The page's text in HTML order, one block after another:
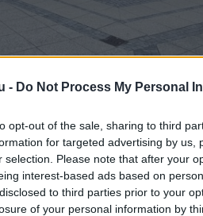
- Do Not Process My Personal
opt-out of the sale, sharing to third
for targeted advertising by us,
selection. Please note that after your
interest-based ads based on
to third parties prior to your
of your personal information by
og har akut brug for mad,
og tag over
andet til at støtte børn og
og socialt.